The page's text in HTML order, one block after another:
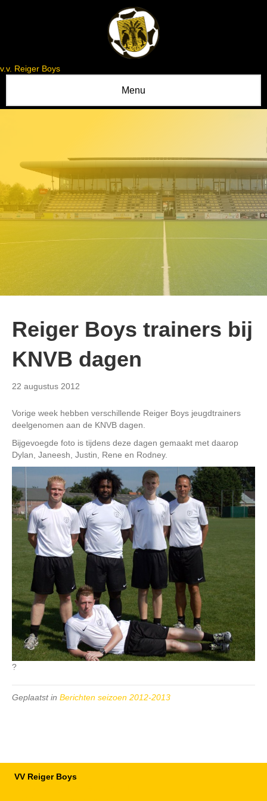
v.v. Reiger Boys
Menu
Reiger Boys trainers bij
KNVB dagen
22 augustus 2012
Vorige week hebben verschillende Reiger Boys jeugdtrainers
deelgenomen aan de KNVB dagen.
Bijgevoegde foto is tijdens deze dagen gemaakt met daarop
Dylan, Janeesh, Justin, Rene en Rodney.
?
Geplaatst in Berichten seizoen 2012-2013
VV Reiger Boys